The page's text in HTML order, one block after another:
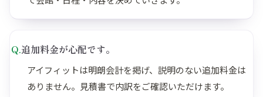
Q.追加料金が心配です。
アイフィットは明朗会計を掲げ、説明のない追加料金は
ありません。見積書で内訳をご確認いただけます。